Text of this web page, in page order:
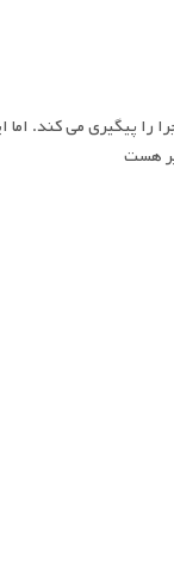
پیگیری می کند. اما